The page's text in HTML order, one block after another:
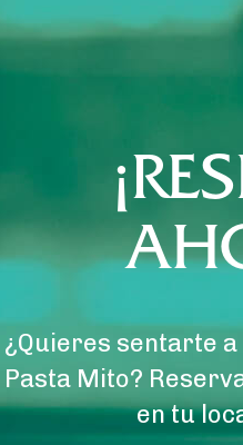
¿Quieres sentarte
Pasta Mito?
en tu